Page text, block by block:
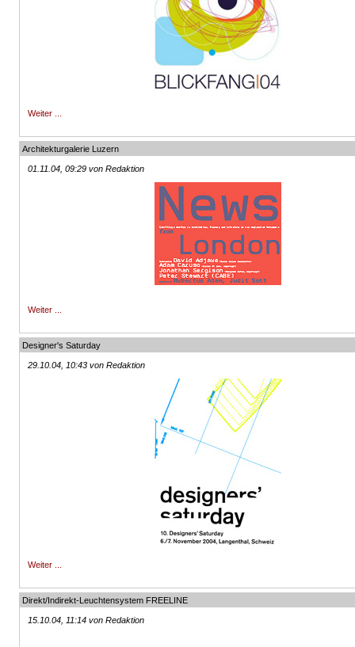
Weiter ...
Architekturgalerie Luzern
01.11.04, 09:29 von Redaktion
Weiter ...
Designer's Saturday
29.10.04, 10:43 von Redaktion
Weiter ...
Direkt/Indirekt-Leuchtensystem FREELINE
15.10.04, 11:14 von Redaktion